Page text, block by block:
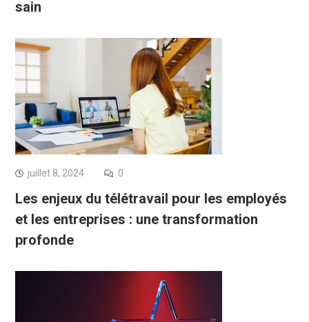
sain
juillet 8, 2024 0
Les enjeux du télétravail pour les employés
et les entreprises : une transformation
profonde